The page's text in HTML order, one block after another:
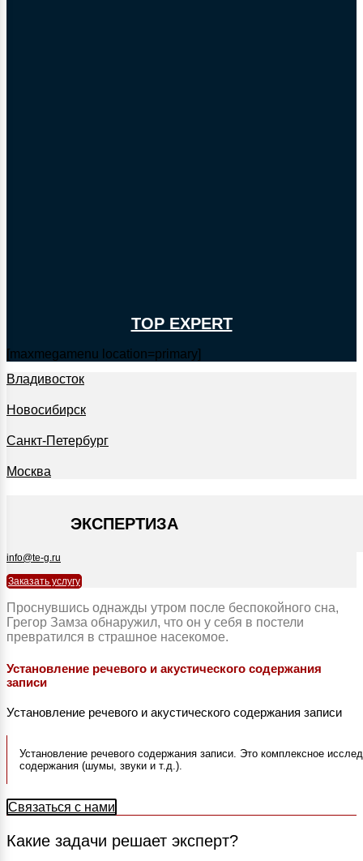
TOP EXPERT
[maxmegamenu location=primary]
Владивосток
Новосибирск
Санкт-Петербург
Москва
ЭКСПЕРТИЗА
info@te-g.ru
Заказать услугу
Проснувшись однажды утром после беспокойного сна,
Грегор Замза обнаружил, что он у себя в постели
превратился в страшное насекомое.
Установление речевого и акустического содержания
записи
Установление речевого и акустического содержания записи
Установление речевого содержания записи. Это комплексное
содержания (шумы, звуки и т.д.).
Связаться с нами
Какие задачи решает эксперт?